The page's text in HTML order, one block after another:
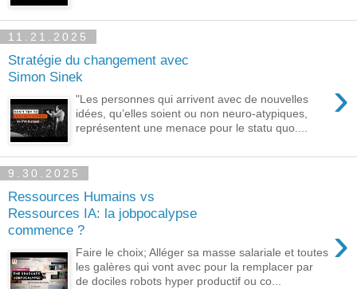
11.21.2025
Stratégie du changement avec
Simon Sinek
›
"Les personnes qui arrivent avec de nouvelles
idées, qu’elles soient ou non neuro-atypiques,
représentent une menace pour le statu quo....
9.30.2025
Ressources Humains vs
Ressources IA: la jobpocalypse
commence ?
›
Faire le choix; Alléger sa masse salariale et toutes
les galères qui vont avec pour la remplacer par
de dociles robots hyper productif ou co...